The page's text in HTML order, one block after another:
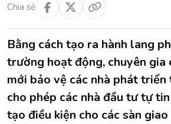
Chia sẻ
Bằng cách tạo ra hành lang
trường hoạt động, chuyên gia
mới bảo vệ các nhà phát
cho phép các nhà đầu tư tự
tạo điều kiện cho các sàn